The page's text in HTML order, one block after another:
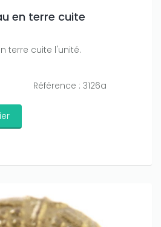
en terre cuite
terre cuite l'unité.
Référence : 3126a